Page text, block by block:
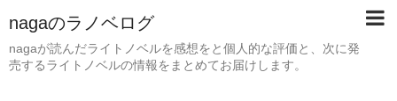
nagaのラノベログ
nagaが読んだライトノベルを感想をと個人的な評価と、次に発
売するライトノベルの情報をまとめてお届けします。